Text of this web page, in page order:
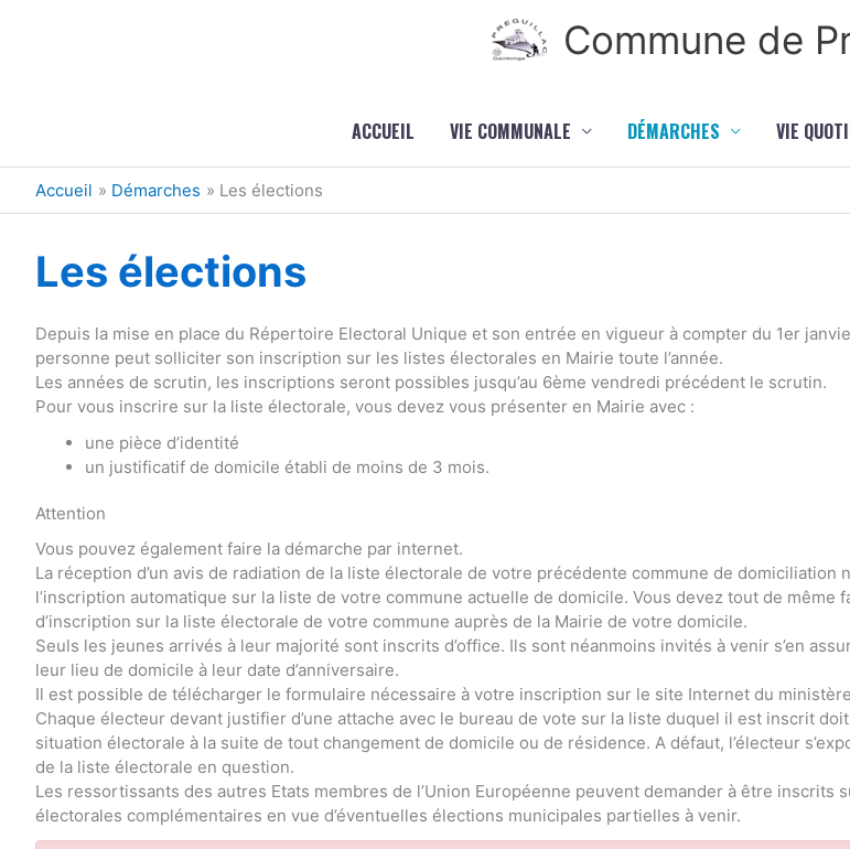
Commune de
ACCUEIL VIE COMMUNALE DÉMARCHES VIE
Accueil Démarches Les élections
Les élections
Depuis la mise en place du Répertoire Electoral Unique et son entrée en vigueur à compter du 1er
personne peut solliciter son inscription sur les listes électorales en Mairie toute l’année.
Les années de scrutin, les inscriptions seront possibles jusqu’au 6ème vendredi précédent le scrutin.
Pour vous inscrire sur la liste électorale, vous devez vous présenter en Mairie avec :
une pièce d’identité
un justificatif de domicile établi de moins de 3 mois.
Attention
Vous pouvez également faire la démarche par internet.
La réception d’un avis de radiation de la liste électorale de votre précédente commune de domiciliation
l’inscription automatique sur la liste de votre commune actuelle de domicile. Vous devez tout de même
d’inscription sur la liste électorale de votre commune auprès de la Mairie de votre domicile.
Seuls les jeunes arrivés à leur majorité sont inscrits d’office. Ils sont néanmoins invités à venir s’en
leur lieu de domicile à leur date d’anniversaire.
Il est possible de télécharger le formulaire nécessaire à votre inscription sur le site Internet du
Chaque électeur devant justifier d’une attache avec le bureau de vote sur la liste duquel il est inscrit
situation électorale à la suite de tout changement de domicile ou de résidence. A défaut, l’électeur
de la liste électorale en question.
Les ressortissants des autres Etats membres de l’Union Européenne peuvent demander à être inscrits
électorales complémentaires en vue d’éventuelles élections municipales partielles à venir.